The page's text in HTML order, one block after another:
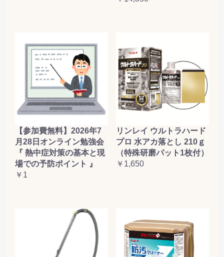
【参加費無料】2026年7
月28日オンライン勉強会
『 熱中症対策の基本と現
場での予防ポイント 』
￥1
リンレイ ウルトラハード
プロ 水アカ落とし 210ｇ
（特殊研磨パット1枚付）
￥1,650